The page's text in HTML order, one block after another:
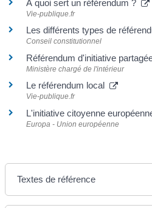
À quoi sert un référendum ?
Vie-publique.fr
Les différents types de
Conseil constitutionnel
Référendum d'initiative
Ministère chargé de l'intérieur
Le référendum local
Vie-publique.fr
L'initiative citoyenne
Europa - Union européenne
Textes de référence